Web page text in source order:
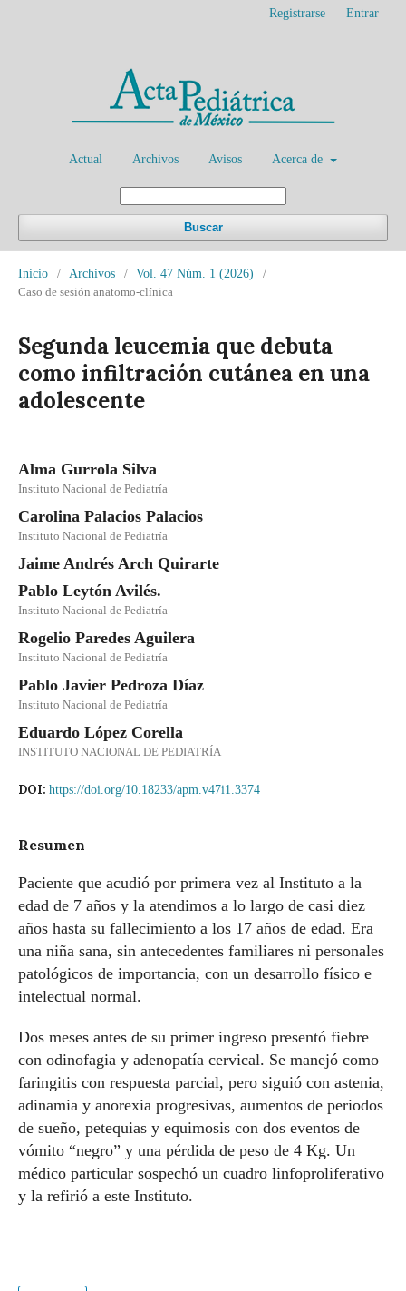
Actual Archivos Avisos Acerca de
Buscar
Registrarse Entrar
Inicio / Archivos / Vol. 47 Núm. 1 (2026)
/
Caso de sesión anatomo-clínica
Segunda leucemia que debuta
como infiltración cutánea en una
adolescente
Alma Gurrola Silva
Instituto Nacional de Pediatría
Carolina Palacios Palacios
Instituto Nacional de Pediatría
Jaime Andrés Arch Quirarte
Pablo Leytón Avilés.
Instituto Nacional de Pediatría
Rogelio Paredes Aguilera
Instituto Nacional de Pediatría
Pablo Javier Pedroza Díaz
Instituto Nacional de Pediatría
Eduardo López Corella
INSTITUTO NACIONAL DE PEDIATRÍA
DOI: https://doi.org/10.18233/apm.v47i1.3374
Resumen
Paciente que acudió por primera vez al Instituto a la
edad de 7 años y la atendimos a lo largo de casi diez
años hasta su fallecimiento a los 17 años de edad. Era
una niña sana, sin antecedentes familiares ni personales
patológicos de importancia, con un desarrollo físico e
intelectual normal.
Dos meses antes de su primer ingreso presentó fiebre
con odinofagia y adenopatía cervical. Se manejó como
faringitis con respuesta parcial, pero siguió con astenia,
adinamia y anorexia progresivas, aumentos de periodos
de sueño, petequias y equimosis con dos eventos de
vómito “negro” y una pérdida de peso de 4 Kg. Un
médico particular sospechó un cuadro linfoproliferativo
y la refirió a este Instituto.